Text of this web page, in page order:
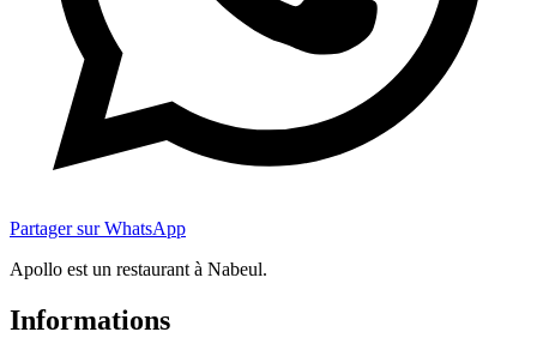
Partager sur WhatsApp
Apollo est un restaurant à Nabeul.
Informations